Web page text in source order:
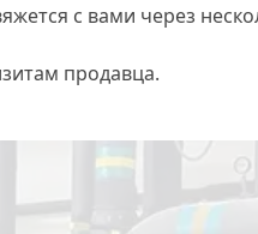
с вами через
продавца.